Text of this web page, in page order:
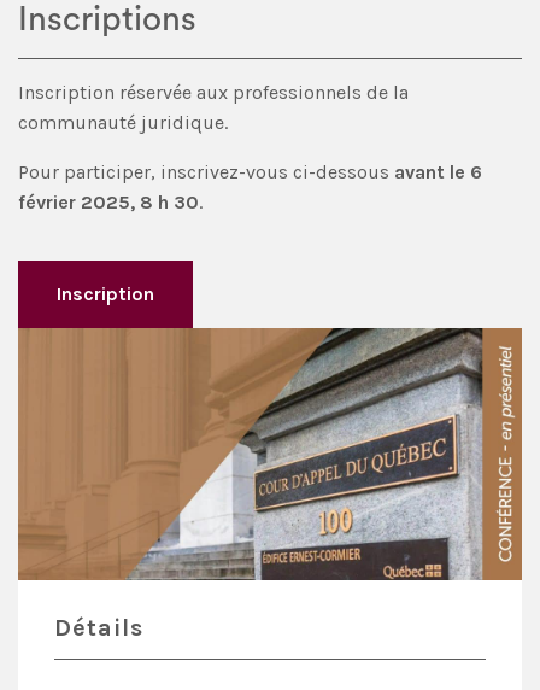
Inscriptions
Inscription réservée aux professionnels de la
communauté juridique.
Pour participer, inscrivez-vous ci-dessous avant le 6
février 2025, 8 h 30.
Inscription
Détails